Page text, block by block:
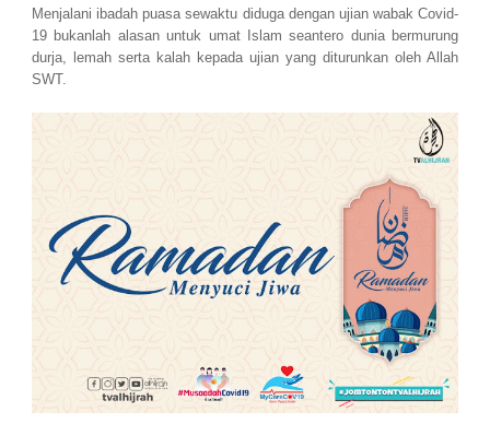
Menjalani ibadah puasa sewaktu diduga dengan ujian wabak Covid-
19 bukanlah alasan untuk umat Islam seantero dunia bermurung
durja, lemah serta kalah kepada ujian yang diturunkan oleh Allah
SWT.